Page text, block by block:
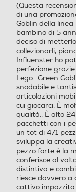
(Questa
di una
Goblin della
bambino di 5
deciso di
collezionarli,
Influenster ho
perfezione
Lego.. Green
snodabile e
articolazioni
cui giocarci. È
qualità.. È alto
pacchetti con i
un tot di 471
sviluppa la
pezzo forte è la
conferisce al
distintiva e
riesce davvero
cattivo impazzito.